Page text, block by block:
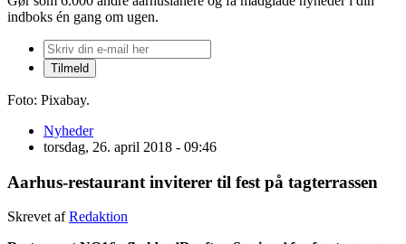
indboks én gang om ugen.
Foto: Pixabay.
Nyheder
torsdag, 26. april 2018 - 09:46
Aarhus-restaurant inviterer til fest på tagterrassen
Skrevet afRedaktion